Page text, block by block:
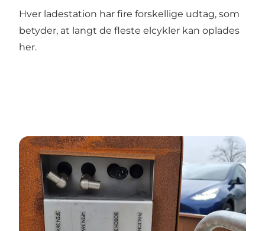
Hver ladestation har fire forskellige udtag, som
betyder, at langt de fleste elcykler kan oplades
her.